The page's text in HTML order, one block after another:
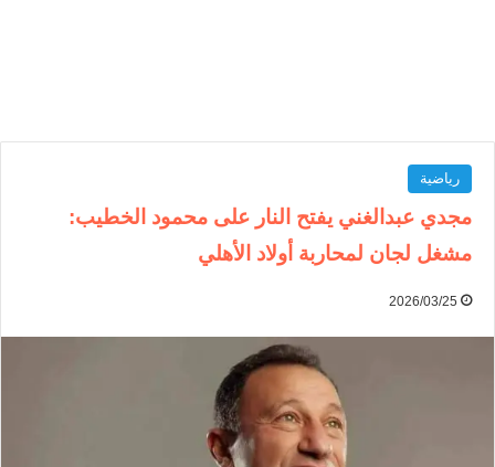
رياضية
مجدي عبدالغني يفتح النار على محمود الخطيب:
مشغل لجان لمحاربة أولاد الأهلي
2026/03/25